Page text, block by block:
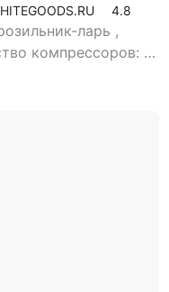
4.8
ларь ,
компрессоров: 1,